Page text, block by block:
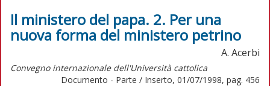
Il ministero del papa. 2. Per una
nuova forma del ministero petrino
A. Acerbi
Convegno internazionale dell'Università cattolica
Documento - Parte / Inserto, 01/07/1998, pag. 456